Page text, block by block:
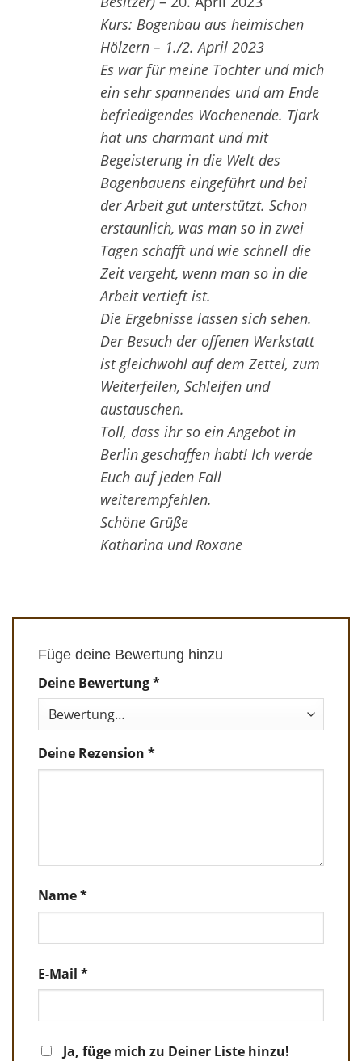
Kurs: Bogenbau aus heimischen
Hölzern – 1./2. April 2023
Es war für meine Tochter und mich
ein sehr spannendes und am Ende
befriedigendes Wochenende. Tjark
hat uns charmant und mit
Begeisterung in die Welt des
Bogenbauens eingeführt und bei
der Arbeit gut unterstützt. Schon
erstaunlich, was man so in zwei
Tagen schafft und wie schnell die
Zeit vergeht, wenn man so in die
Arbeit vertieft ist.
Die Ergebnisse lassen sich sehen.
Der Besuch der offenen Werkstatt
ist gleichwohl auf dem Zettel, zum
Weiterfeilen, Schleifen und
austauschen.
Toll, dass ihr so ein Angebot in
Berlin geschaffen habt! Ich werde
Euch auf jeden Fall
weiterempfehlen.
Schöne Grüße
Katharina und Roxane
Füge deine Bewertung hinzu
Deine Bewertung*
Deine Rezension *
Name*
E-Mail *
Ja, füge mich zu Deiner Liste hinzu!